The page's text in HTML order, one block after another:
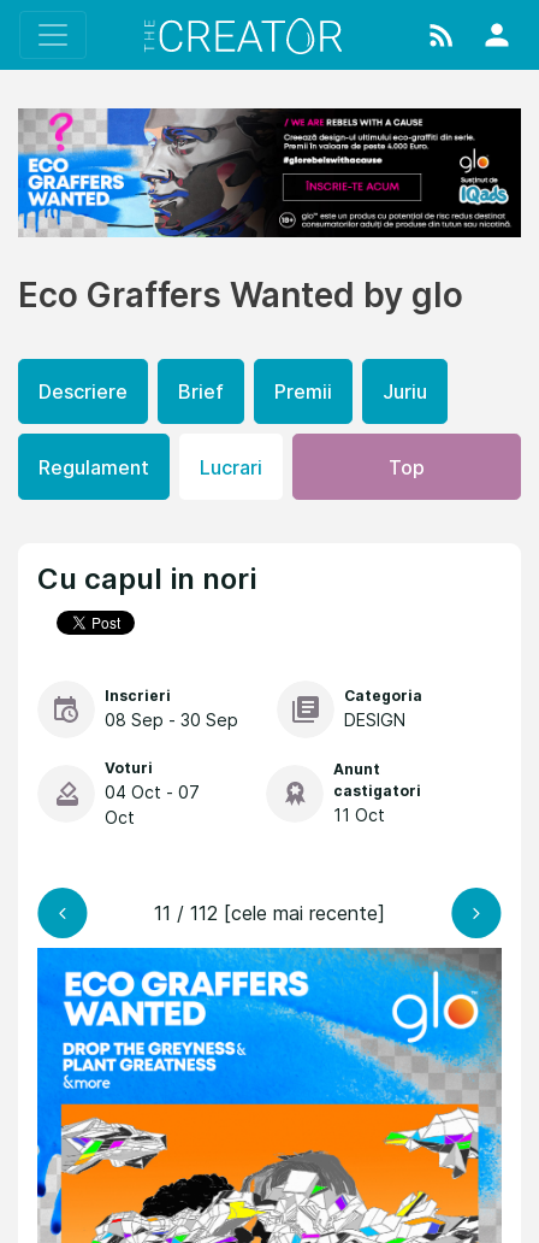
Eco Graffers Wanted by glo
Descriere Brief Premii Juriu
Regulament Lucrari Top
Cu capul in nori
Inscrieri
08 Sep - 30 Sep
Categoria
DESIGN
Voturi
04 Oct - 07
Oct
Anunt
castigatori
11 Oct
11 / 112 [cele mai recente]